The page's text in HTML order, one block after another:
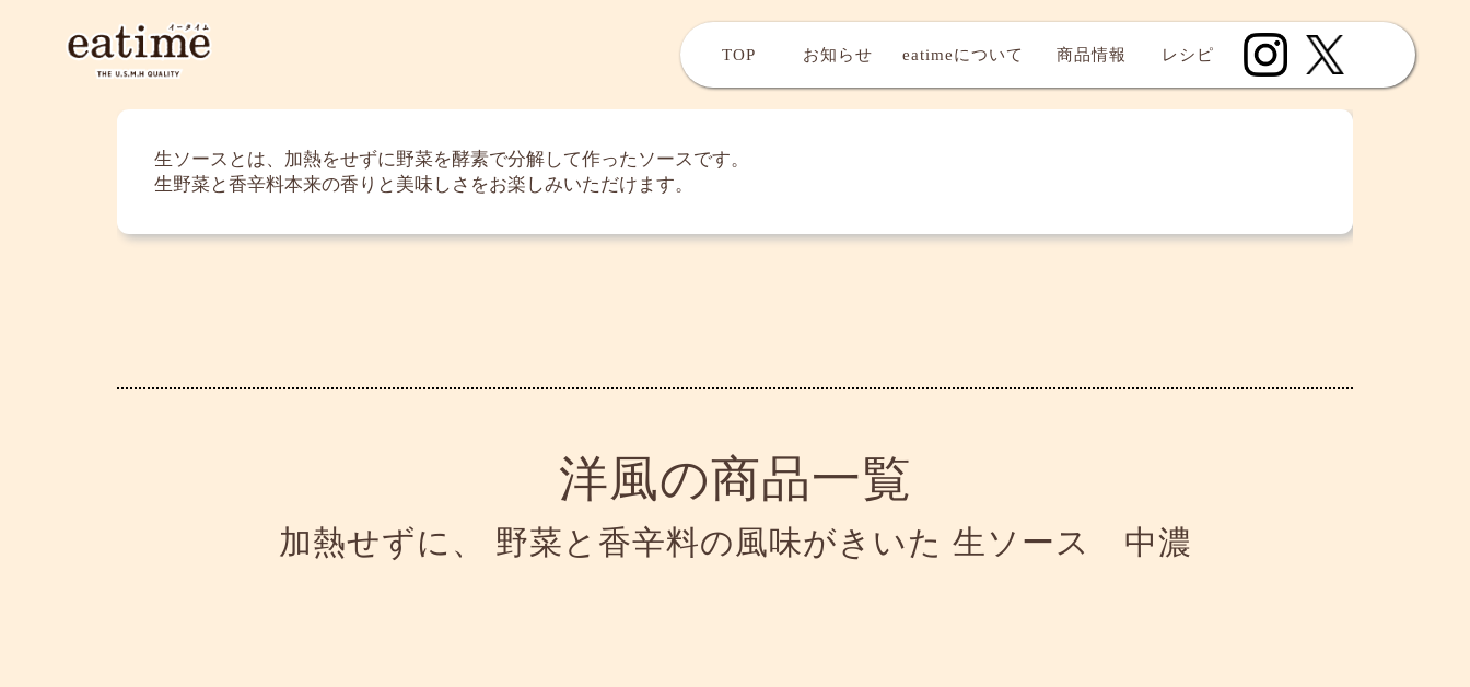
TOP お知らせ eatimeについて 商品情報 レシピ
生ソースとは、加熱をせずに野菜を酵素で分解して作ったソースです。
生野菜と香辛料本来の香りと美味しさをお楽しみいただけます。
洋風の商品一覧
加熱せずに、 野菜と香辛料の風味がきいた 生ソース 中濃